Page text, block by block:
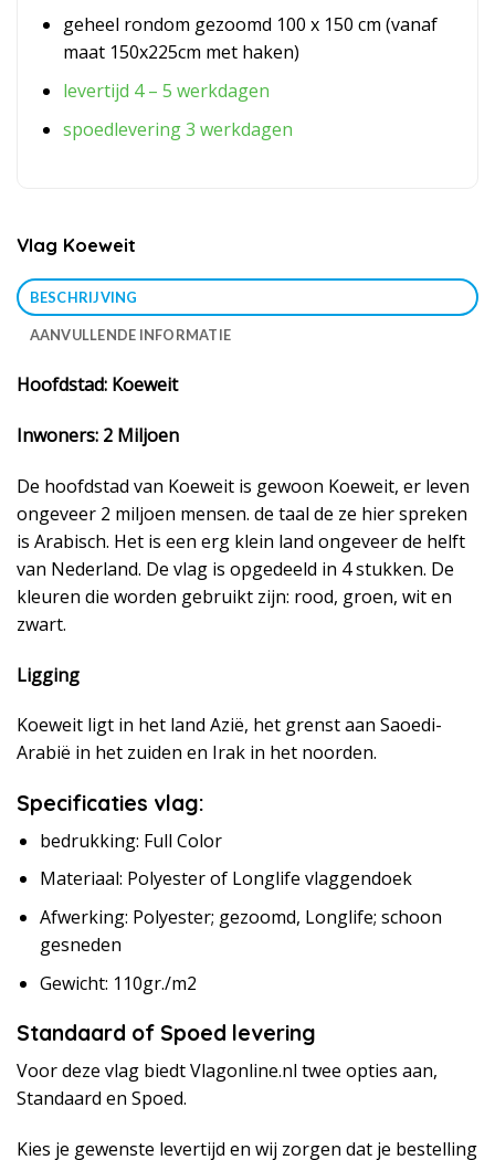
geheel rondom gezoomd 100 x 150 cm (vanaf
maat 150x225cm met haken)
levertijd 4 – 5 werkdagen
spoedlevering 3 werkdagen
Vlag Koeweit
BESCHRIJVING
AANVULLENDE INFORMATIE
Hoofdstad: Koeweit
Inwoners: 2 Miljoen
De hoofdstad van Koeweit is gewoon Koeweit, er leven
ongeveer 2 miljoen mensen. de taal de ze hier spreken
is Arabisch. Het is een erg klein land ongeveer de helft
van Nederland. De vlag is opgedeeld in 4 stukken. De
kleuren die worden gebruikt zijn: rood, groen, wit en
zwart.
Ligging
Koeweit ligt in het land Azië, het grenst aan Saoedi-
Arabië in het zuiden en Irak in het noorden.
Specificaties vlag:
bedrukking: Full Color
Materiaal: Polyester of Longlife vlaggendoek
Afwerking: Polyester; gezoomd, Longlife; schoon
gesneden
Gewicht: 110gr./m2
Standaard of Spoed levering
Voor deze vlag biedt Vlagonline.nl twee opties aan,
Standaard en Spoed.
Kies je gewenste levertijd en wij zorgen dat je bestelling